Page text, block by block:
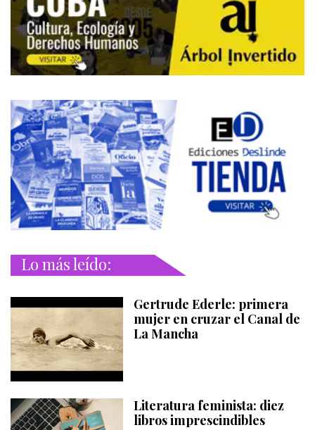
Lo más leído:
Gertrude Ederle: primera
mujer en cruzar el Canal de
La Mancha
Literatura feminista: diez
libros imprescindibles